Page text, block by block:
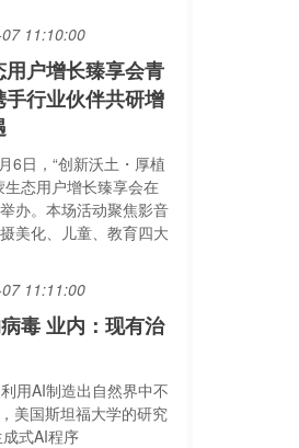
11:10:00
户增长臻享会青
手行业伙伴共研增
6日，“创新沃土・厚植
生态用户增长臻享会在
办。本场活动聚焦影音
美化、儿童、教育四大
11:11:00
毒 业内：现有治
用AI制造出自然界中不
美国斯坦福大学的研究
式AI程序